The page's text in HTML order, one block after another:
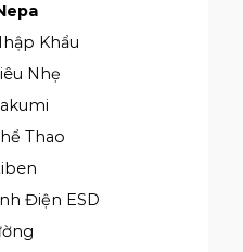
Khẩu
Nhẹ
Thao
Điện ESD